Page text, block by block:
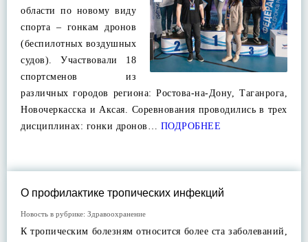
области по новому виду
спорта – гонкам дронов
(беспилотных воздушных
судов). Участвовали 18
спортсменов из
различных городов региона: Ростова-на-Дону, Таганрога,
Новочеркасска и Аксая. Соревнования проводились в трех
дисциплинах: гонки дронов… ПОДРОБНЕЕ
О профилактике тропических инфекций
Новость в рубрике: Здравоохранение
К тропическим болезням относится более ста заболеваний,